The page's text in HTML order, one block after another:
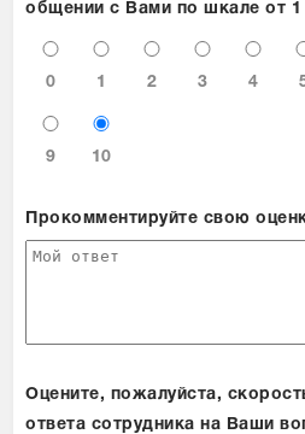
общении с Вами по шкале от 1
0 1 2 3 4
9 10
Прокомментируйте свою
Оцените, пожалуйста,
ответа сотрудника на Ваши